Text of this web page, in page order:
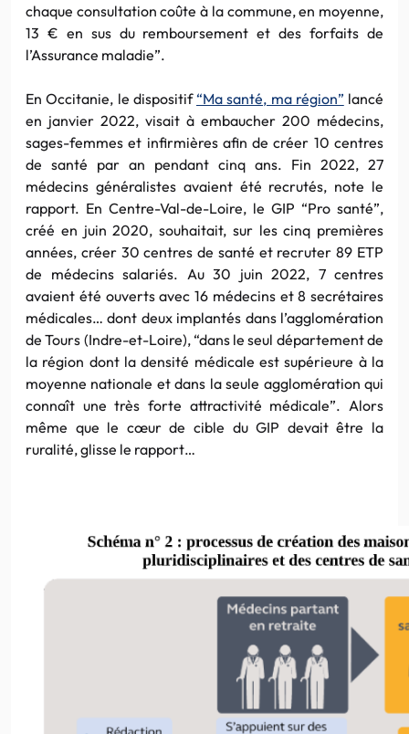
chaque consultation coûte à la commune, en moyenne,
13 € en sus du remboursement et des forfaits de
l’Assurance maladie”.
En Occitanie, le dispositif“Ma santé, ma région” lancé
en janvier 2022, visait à embaucher 200 médecins,
sages-femmes et infirmières afin de créer 10 centres
de santé par an pendant cinq ans. Fin 2022, 27
médecins généralistes avaient été recrutés, note le
rapport. En Centre-Val-de-Loire, le GIP “Pro santé”,
créé en juin 2020, souhaitait, sur les cinq premières
années, créer 30 centres de santé et recruter 89 ETP
de médecins salariés. Au 30 juin 2022, 7 centres
avaient été ouverts avec 16 médecins et 8 secrétaires
médicales… dont deux implantés dans l’agglomération
de Tours (Indre-et-Loire), “dans le seul département de
la région dont la densité médicale est supérieure à la
moyenne nationale et dans la seule agglomération qui
connaît une très forte attractivité médicale”. Alors
même que le cœur de cible du GIP devait être la
ruralité, glisse le rapport…